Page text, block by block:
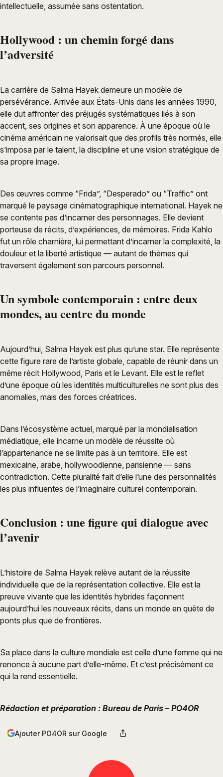
intellectuelle, assumée sans ostentation.
Hollywood : un chemin forgé dans
l’adversité
La carrière de Salma Hayek demeure un modèle de
persévérance. Arrivée aux États-Unis dans les années 1990,
elle dut affronter des préjugés systématiques liés à son
accent, ses origines et son apparence. À une époque où le
cinéma américain ne valorisait que des profils très normés, elle
s’imposa par le talent, la discipline et une vision stratégique de
sa propre image.
Des œuvres comme “Frida”, “Desperado” ou “Traffic” ont
marqué le paysage cinématographique international. Hayek ne
se contente pas d’incarner des personnages. Elle devient
porteuse de récits, d’expériences, de mémoires. Frida Kahlo
fut un rôle charnière, lui permettant d’incarner la complexité, la
douleur et la liberté artistique — autant de thèmes qui
traversent également son parcours personnel.
Un symbole contemporain : entre deux
mondes, au centre du monde
Aujourd’hui, Salma Hayek est plus qu’une star. Elle représente
cette figure rare de l’artiste globale, capable de réunir dans un
même récit Hollywood, Paris et le Levant. Elle est le reflet
d’une époque où les identités multiculturelles ne sont plus des
anomalies, mais des forces créatrices.
Dans l’écosystème actuel, marqué par la mondialisation
médiatique, elle incarne un modèle de réussite où
l’appartenance ne se limite pas à un territoire. Elle est
mexicaine, arabe, hollywoodienne, parisienne — sans
contradiction. Cette pluralité fait d’elle l’une des personnalités
les plus influentes de l’imaginaire culturel contemporain.
Conclusion : une figure qui dialogue avec
l’avenir
L’histoire de Salma Hayek relève autant de la réussite
individuelle que de la représentation collective. Elle est la
preuve vivante que les identités hybrides façonnent
aujourd’hui les nouveaux récits, dans un monde en quête de
ponts plus que de frontières.
Sa place dans la culture mondiale est celle d’une femme qui ne
renonce à aucune part d’elle-même. Et c’est précisément ce
qui la rend essentielle.
Rédaction et préparation : Bureau de Paris – PO4OR
Ajouter PO4OR sur Google